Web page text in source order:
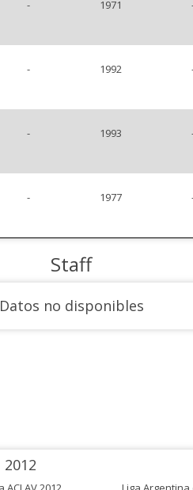
- 1971
- 1992
- 1993
- 1977
Staff
Datos no disponibles
2012